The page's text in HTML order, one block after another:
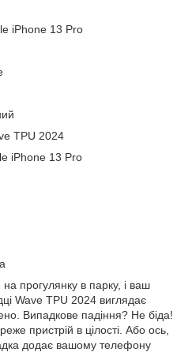
iPhone 13 Pro
TPU 2024
iPhone 13 Pro
на прогулянку в парку, і ваш
Wave TPU 2024 виглядає
Випадкове падіння? Не біда!
пристрій в цілості. Або ось,
додає вашому телефону